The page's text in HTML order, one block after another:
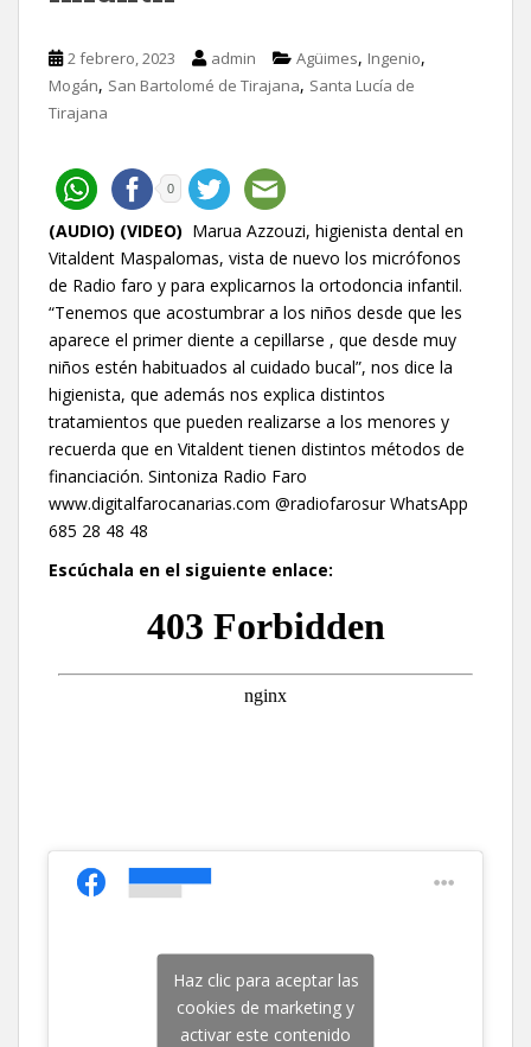
2 febrero, 2023 admin Agüimes, Ingenio,
Mogán, San Bartolomé de Tirajana, Santa Lucía de
Tirajana
0
(AUDIO) (VIDEO) Marua Azzouzi, higienista dental en
Vitaldent Maspalomas, vista de nuevo los micrófonos
de Radio faro y para explicarnos la ortodoncia infantil.
“Tenemos que acostumbrar a los niños desde que les
aparece el primer diente a cepillarse , que desde muy
niños estén habituados al cuidado bucal”, nos dice la
higienista, que además nos explica distintos
tratamientos que pueden realizarse a los menores y
recuerda que en Vitaldent tienen distintos métodos de
financiación. Sintoniza Radio Faro
www.digitalfarocanarias.com @radiofarosur WhatsApp
685 28 48 48
Escúchala en el siguiente enlace:
Haz clic para aceptar las
cookies de marketing y
activar este contenido